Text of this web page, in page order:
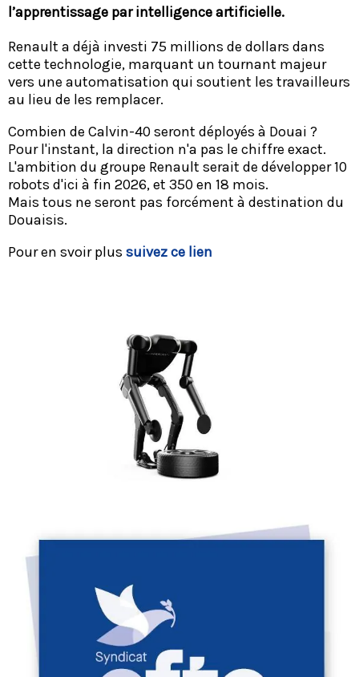
l’apprentissage par intelligence artificielle.
Renault a déjà investi 75 millions de dollars dans
cette technologie, marquant un tournant majeur
vers une automatisation qui soutient les travailleurs
au lieu de les remplacer.
Combien de Calvin-40 seront déployés à Douai ?
Pour l'instant, la direction n'a pas le chiffre exact.
L'ambition du groupe Renault serait de développer 10
robots d'ici à fin 2026, et 350 en 18 mois.
Mais tous ne seront pas forcément à destination du
Douaisis.
Pour en svoir plus suivez ce lien